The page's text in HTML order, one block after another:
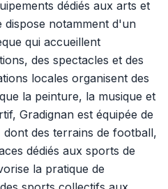
dédiés aux arts et
notamment d'un
qui accueillent
des spectacles et des
locales organisent des
la peinture, la musique et
Gradignan est équipée de
des terrains de football,
dédiés aux sports de
la pratique de